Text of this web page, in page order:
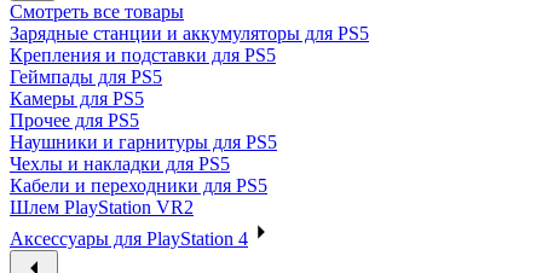
Смотреть все товары
Зарядные станции и аккумуляторы для PS5
Крепления и подставки для PS5
Геймпады для PS5
Камеры для PS5
Прочее для PS5
Наушники и гарнитуры для PS5
Чехлы и накладки для PS5
Кабели и переходники для PS5
Шлем PlayStation VR2
Аксессуары для PlayStation 4